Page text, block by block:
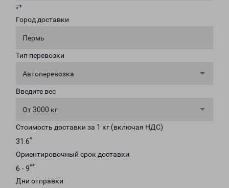
⇄
Город доставки
Пермь
Тип перевозки
Автоперевозка
Введите вес
От 3000 кг
Стоимость доставки за 1 кг (включая НДС)
31.6*
Ориентировочный срок доставки
6 - 9**
Дни отправки